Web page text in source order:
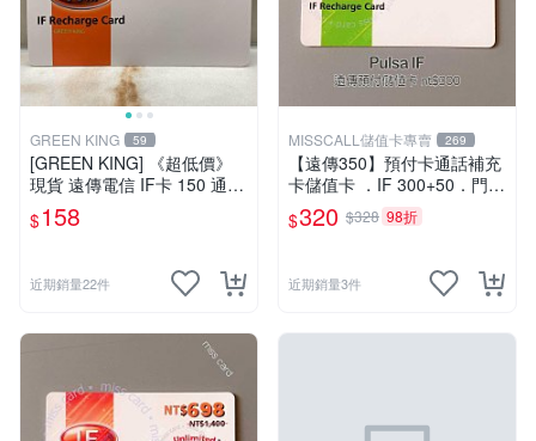
GREEN KING 59
[GREEN KING] 《超低價》
現貨 遠傳電信 IF卡 150 通話
費儲值卡 預付卡 電話卡 面額
150
$158
近期銷量22件
MISSCALL儲值卡專賣 269
【遠傳350】預付卡通話補充
卡儲值卡 ．IF 300+50．門號
延展ifu⚡MissCall儲值卡專賣
$320 $328 98折
近期銷量3件